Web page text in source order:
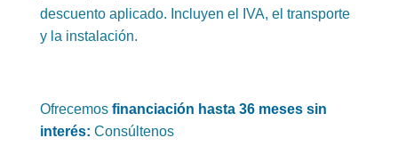
descuento aplicado. Incluyen el IVA, el transporte
y la instalación.
Ofrecemos financiación hasta 36 meses sin
interés: Consúltenos